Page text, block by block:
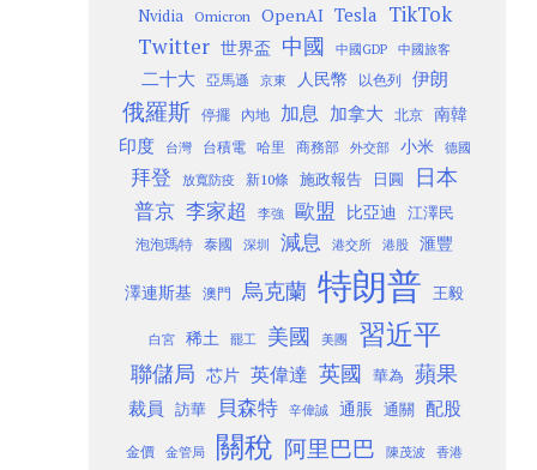
Nvidia Omicron OpenAI Tesla TikTok
Twitter 世界盃 中國 中國GDP 中國旅客
二十大 亞馬遜 京東 人民幣 以色列 伊朗
俄羅斯 停擺 內地 加息 加拿大 北京
南韓
印度
台灣 台積電 哈里 商務部 外交部 小米 德國
拜登 放寬防疫 新10條 施政報告 日圓 日本
普京 李家超 李強 歐盟 比亞迪 江澤民
泡泡瑪特 泰國 深圳 減息 港交所 港股 滙豐
澤連斯基 澳門 烏克蘭 特朗普 王毅
白宮 稀土 罷工 美國 美團 習近平
聯儲局 芯片 英偉達 英國 華為 蘋果
裁員 訪華 貝森特 辛偉誠 通脹 通關 配股
金價 金管局 關稅 阿里巴巴 陳茂波 香港